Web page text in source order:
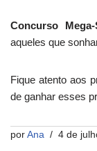
Concurso Mega-
aqueles que
Fique atento aos
de ganhar esses
por Ana 4 de